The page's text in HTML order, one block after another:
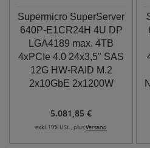
Supermicro SuperServer
640P-E1CR24H 4U DP
LGA4189 max. 4TB
4xPCIe 4.0 24x3,5" SAS
12G HW-RAID M.2
2x10GbE 2x1200W
5.081,85 €
exkl. 19% USt. , plusVersand